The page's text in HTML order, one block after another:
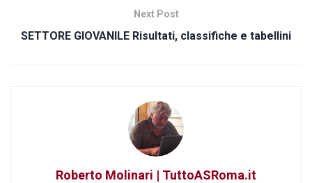
Next Post
SETTORE GIOVANILE Risultati, classifiche e tabellini
Roberto Molinari | TuttoASRoma.it